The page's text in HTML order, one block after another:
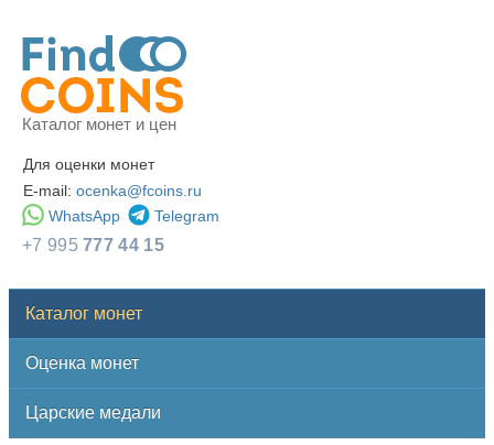
Каталог монет и цен
Для оценки монет
E-mail: ocenka@fcoins.ru
WhatsApp
Telegram
+7 995777 44 15
Каталог монет
Оценка монет
Царские медали